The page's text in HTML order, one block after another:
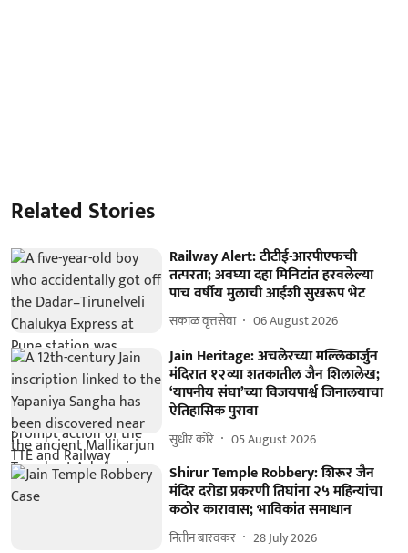
Related Stories
Railway Alert: टीटीई-आरपीएफची
तत्परता; अवघ्या दहा मिनिटांत हरवलेल्या
पाच वर्षीय मुलाची आईशी सुखरूप भेट
सकाळ वृत्तसेवा 06 August 2026
Jain Heritage: अचलेरच्या मल्लिकार्जुन
मंदिरात १२व्या शतकातील जैन शिलालेख;
‘यापनीय संघा’च्या विजयपार्श्व जिनालयाचा
ऐतिहासिक पुरावा
सुधीर कोरे 05 August 2026
Shirur Temple Robbery: शिरूर जैन
मंदिर दरोडा प्रकरणी तिघांना २५ महिन्यांचा
कठोर कारावास; भाविकांत समाधान
नितीन बारवकर 28 July 2026